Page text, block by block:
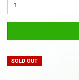
SOLD OUT